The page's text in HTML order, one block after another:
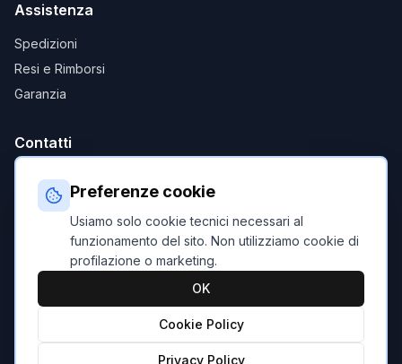
Assistenza
Spedizioni
Resi e Rimborsi
Garanzia
Contatti
ebikeitalia@c-commerce.it
+39 0941 1935100
Piazza XXV Aprile, 25, 98067 Raccuja (ME)
Condizioni di Vendita | Privacy Policy | Cookie Policy
©2026eBikeItalia.it. Tutti i diritti riservati.
Preferenze cookie
Usiamo solo cookie tecnici necessari al
funzionamento del sito. Non utilizziamo cookie di
profilazione o marketing.
OK
Cookie Policy
Privacy Policy